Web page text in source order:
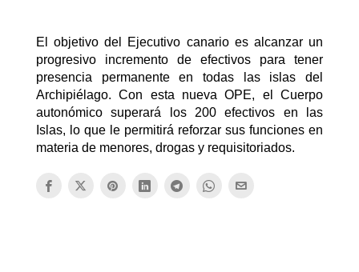
El objetivo del Ejecutivo canario es alcanzar un
progresivo incremento de efectivos para tener
presencia permanente en todas las islas del
Archipiélago. Con esta nueva OPE, el Cuerpo
autonómico superará los 200 efectivos en las
Islas, lo que le permitirá reforzar sus funciones en
materia de menores, drogas y requisitoriados.